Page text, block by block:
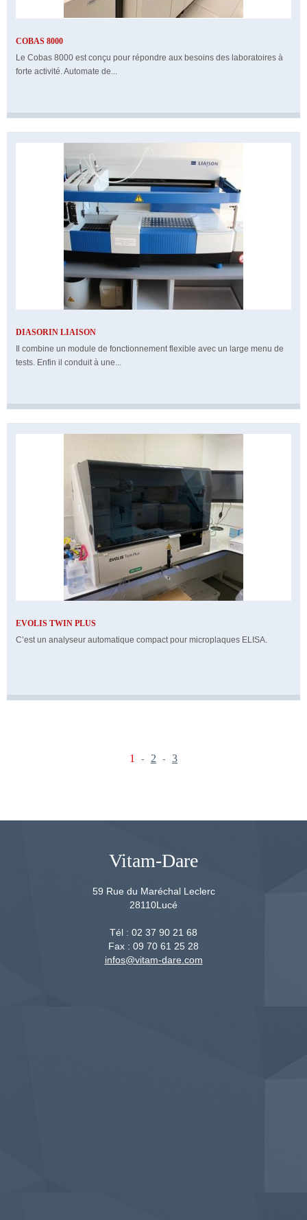
COBAS 8000
Le Cobas 8000 est conçu pour répondre aux besoins des laboratoires à
forte activité. Automate de...
DIASORIN LIAISON
Il combine un module de fonctionnement flexible avec un large menu de
tests. Enfin il conduit à une...
EVOLIS TWIN PLUS
C’est un analyseur automatique compact pour microplaques ELISA.
1 - 2 - 3
Vitam-Dare
59 Rue du Maréchal Leclerc
28110Lucé
Tél : 02 37 90 21 68
Fax : 09 70 61 25 28
infos@vitam-dare.com